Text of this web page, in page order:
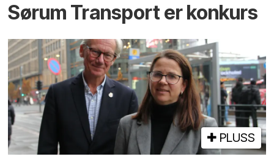
Sørum Transport er konkurs
PLUSS